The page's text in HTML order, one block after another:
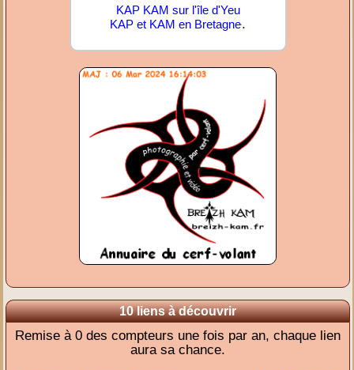
KAP KAM sur l'île d'Yeu
KAP et KAM en Bretagne.
10 liens à découvrir
Remise à 0 des compteurs une fois par an, chaque lien
aura sa chance.